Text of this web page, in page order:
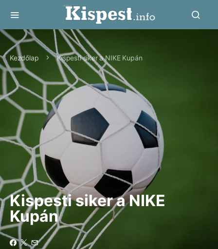
Kezdőlap Kispesti siker a NIKE Kupán
Kispesti siker a NIKE
Kupán